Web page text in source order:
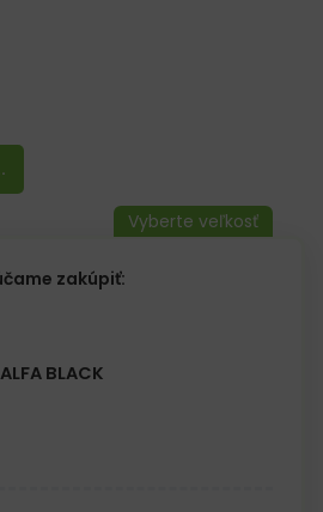
manžetami
lekársky a chemický priemysel
laboratóriách a v potravinárskom
zakúpiť:
BLACK